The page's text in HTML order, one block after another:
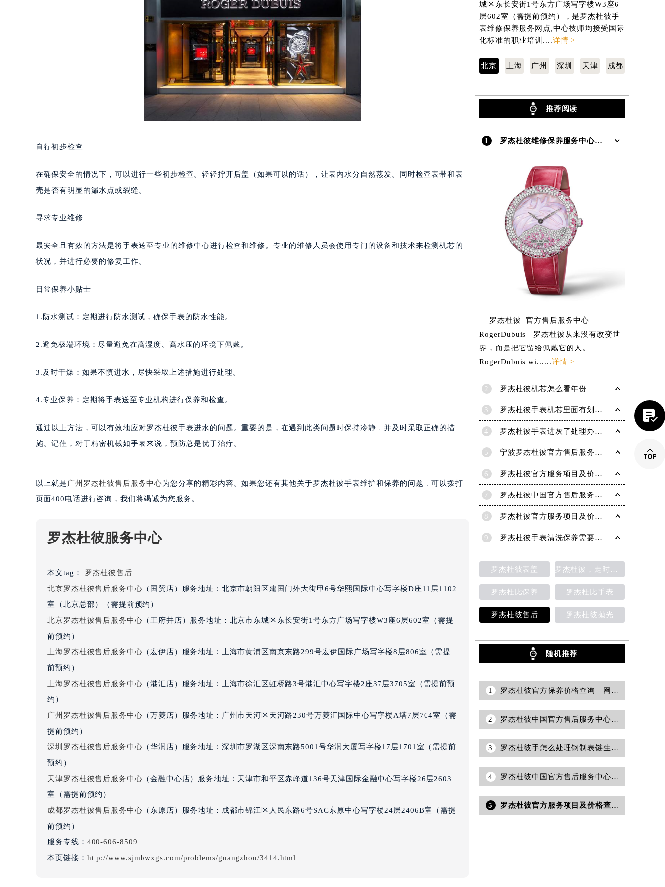
重庆市江北区观音桥步行街2号融恒时代广场写字楼9层902室（需提前预约）
长沙市芙蓉区定王台街道建湘路393号世茂环球金融中心写字楼（芙蓉广场）10层13室（需提前预约）
郑州市二七区铭功路10号华润大厦写字楼29层2905室（需提前预约）
太原市迎泽区解放路15号亨得利名表服务中心（品牌授权店）3层整层（需提前预约）
沈阳市沈河区中街路137号亨得利名表服务中心（品牌授权店）1层整层（需提前预约）
沈阳市沈河区中街路83号亨得利名表服务中心（品牌授权店）1层整层（需提前预约）
乌鲁木齐市天山区红山路26号时代广场（CCMALL）C座17层17-B（需提前预约）
温州市鹿城区锦绣路1067号置信广场10层1015室（需提前预约）
哈尔滨市道里区友谊西路600号富力中心T2座写字楼29层03室（需提前预约）
无锡市梁溪区人民中路139号恒隆广场写字楼1座11层1104室（需提前预约）
南通市崇川区工农路57号圆融广场写字楼16层1603室（需提前预约）
合肥市蜀山区潜山路111号万象城华润大厦B座12楼03室（需提前预约）
泉州市丰泽区宝洲路729号浦西万达中心写字楼A座7楼709室（需提前预约）
贵阳市南明区都司高架桥路33号亨特国际金融中心14楼14D（需提前预约）
石家庄市长安区中山东路39号勒泰中心写字楼B座13层07室（需提前预约）
海口市龙华区金贸东路5号海口华润大厦B座17层1707室（需提前预约）
台州市椒江区东海大道1800号腾达中心东1幢20楼2002室（需提前预约）
甘肃省兰州市七里河区西津西路16号兰州中心写字楼21层2102室（需提前预约）
黑龙江省黑河市爱辉区中央街罗杰杜彼售后服务中心（需提前预约）
黑龙江省七台河市桃山区大同街罗杰杜彼售后服务中心（需提前预约）
黑龙江省绥化市北林区新华街与康庄路交叉口罗杰杜彼售后服务中心（需提前预约）
黑龙江省伊春市伊美区通河路罗杰杜彼售后服务中心（需提前预约）
吉林省白城市洮北区明仁南街罗杰杜彼售后服务中心（需提前预约）
吉林省白山市浑江区浑江大街罗杰杜彼售后服务中心（需提前预约）
吉林省梅河口市新华街道梅河大街罗杰杜彼售后服务中心（需提前预约）
吉林省松原市宁江区五环大街罗杰杜彼售后服务中心（需提前预约）
吉林省延边市延吉市解放路罗杰杜彼售后服务中心（需提前预约）
辽宁省本溪市平山区胜利路罗杰杜彼售后服务中心（需提前预约）
辽宁省抚顺市新抚区东一路罗杰杜彼售后服务中心（需提前预约）
辽宁省阜新市海州区解放大街罗杰杜彼售后服务中心（需提前预约）
辽宁省葫芦岛市连山区中央路罗杰杜彼售后服务中心（需提前预约）
辽宁省辽阳市白塔区新运大街罗杰杜彼售后服务中心（需提前预约）
自行初步检查
在确保安全的情况下，可以进行一些初步检查。轻轻拧开后盖（如果可以的话），让表内水分自然蒸发。同时检查表带和表
壳是否有明显的漏水点或裂缝。
寻求专业维修
最安全且有效的方法是将手表送至专业的维修中心进行检查和维修。专业的维修人员会使用专门的设备和技术来检测机芯的
状况，并进行必要的修复工作。
日常保养小贴士
1.防水测试：定期进行防水测试，确保手表的防水性能。
2.避免极端环境：尽量避免在高湿度、高水压的环境下佩戴。
3.及时干燥：如果不慎进水，尽快采取上述措施进行处理。
4.专业保养：定期将手表送至专业机构进行保养和检查。
通过以上方法，可以有效地应对罗杰杜彼手表进水的问题。重要的是，在遇到此类问题时保持冷静，并及时采取正确的措
施。记住，对于精密机械如手表来说，预防总是优于治疗。
以上就是 广州罗杰杜彼售后服务中心为您分享的精彩内容。如果您还有其他关于罗杰杜彼手表维护和保养的问题，可以拨打
页面400电话进行咨询，我们将竭诚为您服务。
罗杰杜彼服务中心
本文tag： 罗杰杜彼售后
北京罗杰杜彼售后服务中心 （国贸店）服务地址：北京市朝阳区建国门外大街甲6号华熙国际中心写字楼D座11层1102
室（北京总部）（需提前预约）
北京罗杰杜彼售后服务中心 （王府井店）服务地址：北京市东城区东长安街1号东方广场写字楼W3座6层602室（需提
前预约）
上海罗杰杜彼售后服务中心 （宏伊店）服务地址：上海市黄浦区南京东路299号宏伊国际广场写字楼8层806室（需提
前预约）
上海罗杰杜彼售后服务中心 （港汇店）服务地址：上海市徐汇区虹桥路3号港汇中心写字楼2座37层3705室（需提前预
约）
广州罗杰杜彼售后服务中心 （万菱店）服务地址：广州市天河区天河路230号万菱汇国际中心写字楼A塔7层704室（需
提前预约）
深圳罗杰杜彼售后服务中心 （华润店）服务地址：深圳市罗湖区深南东路5001号华润大厦写字楼17层1701室（需提前
预约）
天津罗杰杜彼售后服务中心 （金融中心店）服务地址：天津市和平区赤峰道136号天津国际金融中心写字楼26层2603
室（需提前预约）
成都罗杰杜彼售后服务中心 （东原店）服务地址：成都市锦江区人民东路6号SAC东原中心写字楼24层2406B室（需提
前预约）
服务专线： 400-606-8509
本页链接： http://www.sjmbwxgs.com/problems/guangzhou/3414.html
城区东长安街1号东方广场写字楼W3座6
层602室（需提前预约），是罗杰杜彼手
表维修保养服务网点,中心技师均接受国际
化标准的职业培训....详情 >
北京 上海 广州 深圳 天津 成都
推荐阅读
1 罗杰杜彼维修保养服务中心介绍 | RogerDubuis
罗杰杜彼 官方售后服务中心
RogerDubuis 罗杰杜彼从来没有改变世
界，而是把它留给佩戴它的人。
RogerDubuis wi......详情 >
2 罗杰杜彼机芯怎么看年份
3 罗杰杜彼手表机芯里面有划痕解决技巧是什么
4 罗杰杜彼手表进灰了处理办法盘点
5 宁波罗杰杜彼官方售后服务中心｜网点地址与电话权威信息公示（2026年6月最新）
6 罗杰杜彼官方服务项目及价格查询｜维修地址与售后服务电话权威信息公告（2026年6月最新）
7 罗杰杜彼中国官方售后服务中心｜最新维修地址及官方客服电话权威信息公告（2026年7月最新）
8 罗杰杜彼官方服务项目及价格查询｜完整地址与售后热线权威信息声明（2026年7月最新）
9 罗杰杜彼手表清洗保养需要多久？
罗杰杜彼表盖 罗杰杜彼，走时检测
罗杰杜比保养 罗杰杜比手表
罗杰杜彼售后 罗杰杜彼抛光
随机推荐
1 罗杰杜彼官方保养价格查询｜网点地址与电话权威信息公告（2026年7月最新）
2 罗杰杜彼中国官方售后服务中心｜最新地址和售后服务热线权威信息通告（2026年7月最新）
3 罗杰杜彼手怎么处理钢制表链生锈（钢制表链生锈原因）
4 罗杰杜彼中国官方售后服务中心｜服务热线及全部网点地址权威信息通告（2026年7月最新）
5 罗杰杜彼官方服务项目及价格查询｜服务热线及全部维修详细地址权威信息声明（2026年7月最新）

